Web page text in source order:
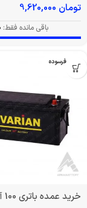
تومان
باقی مانده فقط:
بدون فرسوده
خرید عمده باتری 100 آمپر واریان